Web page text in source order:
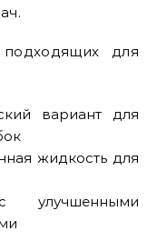
для
вариант для
жидкость для
улучшенными